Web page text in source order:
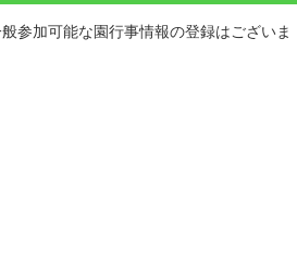
参加可能な園行事情報の登録はございま